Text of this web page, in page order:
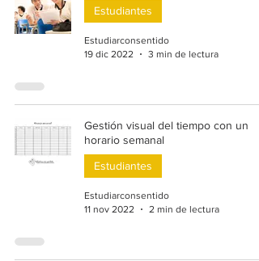
Estudiantes
Estudiarconsentido
19 dic 2022
3 min de lectura
Gestión visual del tiempo con un
horario semanal
Estudiantes
Estudiarconsentido
11 nov 2022
2 min de lectura